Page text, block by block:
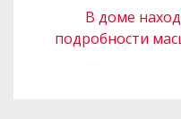
В доме
подробности